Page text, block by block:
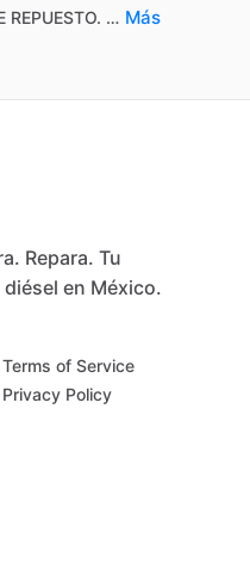
REPUESTO. … Más
Repara. Tu
en México.
Terms of Service
Privacy Policy